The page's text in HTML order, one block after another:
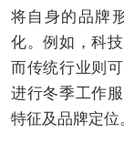
将自身的品牌
化。例如，科
而传统行业则
进行冬季工作
特征及品牌定位